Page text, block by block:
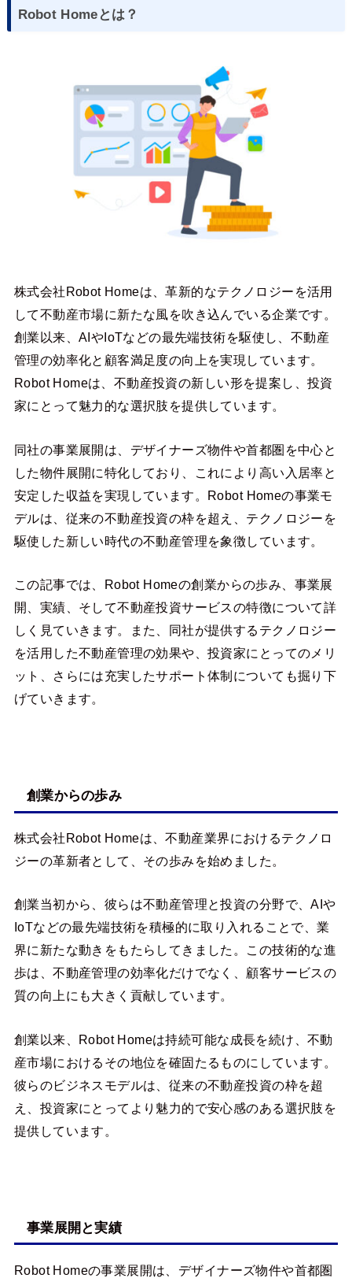
Robot Homeとは？
株式会社Robot Homeは、革新的なテクノロジーを活用
して不動産市場に新たな風を吹き込んでいる企業です。
創業以来、AIやIoTなどの最先端技術を駆使し、不動産
管理の効率化と顧客満足度の向上を実現しています。
Robot Homeは、不動産投資の新しい形を提案し、投資
家にとって魅力的な選択肢を提供しています。
同社の事業展開は、デザイナーズ物件や首都圏を中心と
した物件展開に特化しており、これにより高い入居率と
安定した収益を実現しています。Robot Homeの事業モ
デルは、従来の不動産投資の枠を超え、テクノロジーを
駆使した新しい時代の不動産管理を象徴しています。
この記事では、Robot Homeの創業からの歩み、事業展
開、実績、そして不動産投資サービスの特徴について詳
しく見ていきます。また、同社が提供するテクノロジー
を活用した不動産管理の効果や、投資家にとってのメリ
ット、さらには充実したサポート体制についても掘り下
げていきます。
創業からの歩み
株式会社Robot Homeは、不動産業界におけるテクノロ
ジーの革新者として、その歩みを始めました。
創業当初から、彼らは不動産管理と投資の分野で、AIや
IoTなどの最先端技術を積極的に取り入れることで、業
界に新たな動きをもたらしてきました。この技術的な進
歩は、不動産管理の効率化だけでなく、顧客サービスの
質の向上にも大きく貢献しています。
創業以来、Robot Homeは持続可能な成長を続け、不動
産市場におけるその地位を確固たるものにしています。
彼らのビジネスモデルは、従来の不動産投資の枠を超
え、投資家にとってより魅力的で安心感のある選択肢を
提供しています。
事業展開と実績
Robot Homeの事業展開は、デザイナーズ物件や首都圏